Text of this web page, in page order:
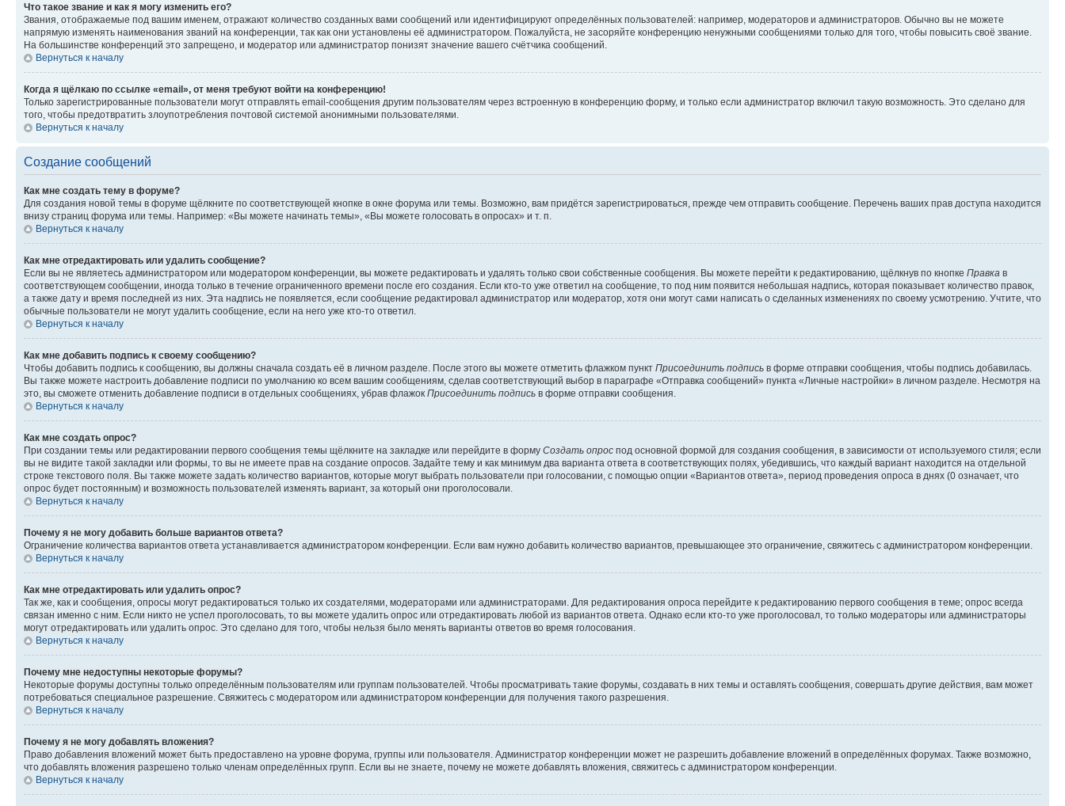
Что такое звание и как я могу изменить его?
Звания, отображаемые под вашим именем, отражают количество созданных вами сообщений или идентифицируют определённых пользователей: например, модераторов и администраторов. Обычно вы не можете
напрямую изменять наименования званий на конференции, так как они установлены её администратором. Пожалуйста, не засоряйте конференцию ненужными сообщениями только для того, чтобы повысить своё звание.
На большинстве конференций это запрещено, и модератор или администратор понизят значение вашего счётчика сообщений.
Вернуться к началу
Когда я щёлкаю по ссылке «email», от меня требуют войти на конференцию!
Только зарегистрированные пользователи могут отправлять email-сообщения другим пользователям через встроенную в конференцию форму, и только если администратор включил такую возможность. Это сделано для
того, чтобы предотвратить злоупотребления почтовой системой анонимными пользователями.
Вернуться к началу
Создание сообщений
Как мне создать тему в форуме?
Для создания новой темы в форуме щёлкните по соответствующей кнопке в окне форума или темы. Возможно, вам придётся зарегистрироваться, прежде чем отправить сообщение. Перечень ваших прав доступа находится
внизу страниц форума или темы. Например: «Вы можете начинать темы», «Вы можете голосовать в опросах» и т. п.
Вернуться к началу
Как мне отредактировать или удалить сообщение?
Если вы не являетесь администратором или модератором конференции, вы можете редактировать и удалять только свои собственные сообщения. Вы можете перейти к редактированию, щёлкнув по кнопке Правка в
соответствующем сообщении, иногда только в течение ограниченного времени после его создания. Если кто-то уже ответил на сообщение, то под ним появится небольшая надпись, которая показывает количество правок,
а также дату и время последней из них. Эта надпись не появляется, если сообщение редактировал администратор или модератор, хотя они могут сами написать о сделанных изменениях по своему усмотрению. Учтите, что
обычные пользователи не могут удалить сообщение, если на него уже кто-то ответил.
Вернуться к началу
Как мне добавить подпись к своему сообщению?
Чтобы добавить подпись к сообщению, вы должны сначала создать её в личном разделе. После этого вы можете отметить флажком пункт Присоединить подпись в форме отправки сообщения, чтобы подпись добавилась.
Вы также можете настроить добавление подписи по умолчанию ко всем вашим сообщениям, сделав соответствующий выбор в параграфе «Отправка сообщений» пункта «Личные настройки» в личном разделе. Несмотря на
это, вы сможете отменить добавление подписи в отдельных сообщениях, убрав флажок Присоединить подпись в форме отправки сообщения.
Вернуться к началу
Как мне создать опрос?
При создании темы или редактировании первого сообщения темы щёлкните на закладке или перейдите в форму Создать опрос под основной формой для создания сообщения, в зависимости от используемого стиля; если
вы не видите такой закладки или формы, то вы не имеете прав на создание опросов. Задайте тему и как минимум два варианта ответа в соответствующих полях, убедившись, что каждый вариант находится на отдельной
строке текстового поля. Вы также можете задать количество вариантов, которые могут выбрать пользователи при голосовании, с помощью опции «Вариантов ответа», период проведения опроса в днях (0 означает, что
опрос будет постоянным) и возможность пользователей изменять вариант, за который они проголосовали.
Вернуться к началу
Почему я не могу добавить больше вариантов ответа?
Ограничение количества вариантов ответа устанавливается администратором конференции. Если вам нужно добавить количество вариантов, превышающее это ограничение, свяжитесь с администратором конференции.
Вернуться к началу
Как мне отредактировать или удалить опрос?
Так же, как и сообщения, опросы могут редактироваться только их создателями, модераторами или администраторами. Для редактирования опроса перейдите к редактированию первого сообщения в теме; опрос всегда
связан именно с ним. Если никто не успел проголосовать, то вы можете удалить опрос или отредактировать любой из вариантов ответа. Однако если кто-то уже проголосовал, то только модераторы или администраторы
могут отредактировать или удалить опрос. Это сделано для того, чтобы нельзя было менять варианты ответов во время голосования.
Вернуться к началу
Почему мне недоступны некоторые форумы?
Некоторые форумы доступны только определённым пользователям или группам пользователей. Чтобы просматривать такие форумы, создавать в них темы и оставлять сообщения, совершать другие действия, вам может
потребоваться специальное разрешение. Свяжитесь с модератором или администратором конференции для получения такого разрешения.
Вернуться к началу
Почему я не могу добавлять вложения?
Право добавления вложений может быть предоставлено на уровне форума, группы или пользователя. Администратор конференции может не разрешить добавление вложений в определённых форумах. Также возможно,
что добавлять вложения разрешено только членам определённых групп. Если вы не знаете, почему не можете добавлять вложения, свяжитесь с администратором конференции.
Вернуться к началу